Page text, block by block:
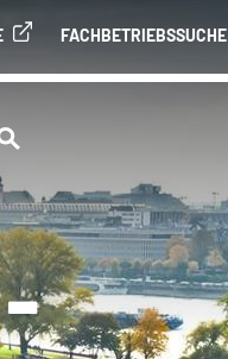
FACHBETRIEBSSUCHE